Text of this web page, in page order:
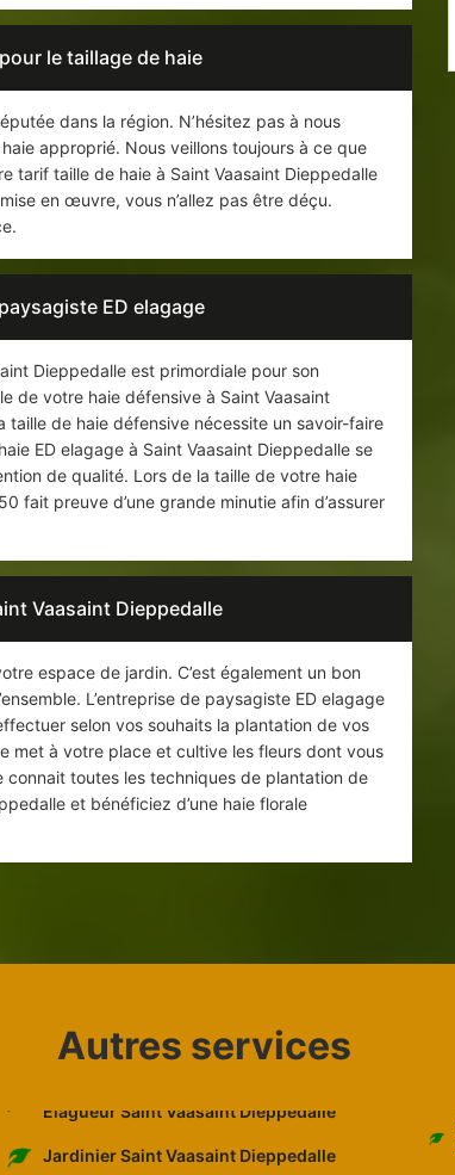
le taillage de haie
dans la région. N’hésitez pas à nous
approprié. Nous veillons toujours à ce que
tarif taille de haie à Saint Vaasaint Dieppedalle
en œuvre, vous n’allez pas être déçu.
ED elagage
Dieppedalle est primordiale pour son
de votre haie défensive à Saint Vaasaint
taille de haie défensive nécessite un savoir-faire
ED elagage à Saint Vaasaint Dieppedalle se
de qualité. Lors de la taille de votre haie
fait preuve d’une grande minutie afin d’assurer
Vaasaint Dieppedalle
espace de jardin. C’est également un bon
L’entreprise de paysagiste ED elagage
selon vos souhaits la plantation de vos
met à votre place et cultive les fleurs dont vous
connait toutes les techniques de plantation de
et bénéficiez d’une haie florale
Autres services
Elagueur Saint Vaasaint Dieppedalle
Jardinier Saint Vaasaint Dieppedalle